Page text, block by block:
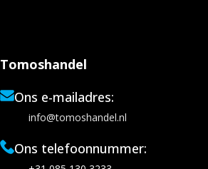
Tomoshandel
Ons e-mailadres:
info@tomoshandel.nl
Ons telefoonnummer: